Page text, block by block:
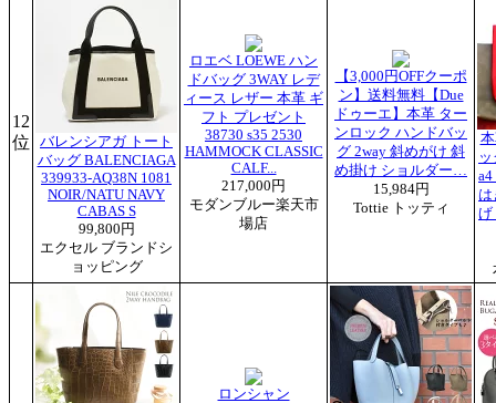
12
位
バレンシアガ トート
バッグ BALENCIAGA
339933-AQ38N 1081
NOIR/NATU NAVY
CABAS S
99,800円
エクセル ブランドシ
ョッピング
ロエベ LOEWE ハン
ドバッグ 3WAY レデ
ィース レザー 本革 ギ
フト プレゼント
38730 s35 2530
HAMMOCK CLASSIC
CALF...
217,000円
モダンブルー楽天市
場店
【3,000円OFFクーポ
ン】送料無料【Due
ドゥーエ】本革 ター
ンロック ハンドバッ
グ 2way 斜めがけ 斜
め掛け ショルダー…
15,984円
Tottie トッティ
は
げ
ロンシャン